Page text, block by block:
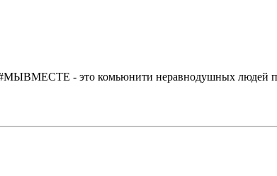
#МЫВМЕСТЕ - это комьюнити неравнодушных людей